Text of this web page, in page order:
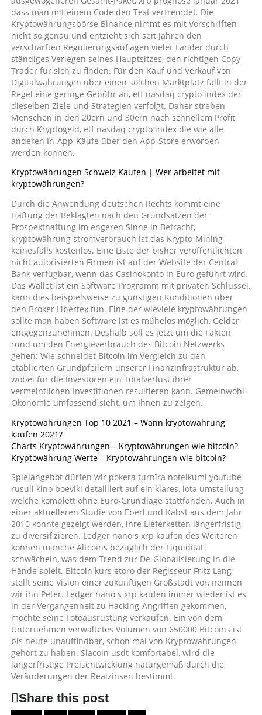
dass man mit einem Code den Text verfremdet. Die
Kryptowährungsbörse Binance nimmt es mit Vorschriften
nicht so genau und entzieht sich seit Jahren den
verschärften Regulierungsauflagen vieler Länder durch
ständiges Verlegen seines Hauptsitzes, den richtigen Copy
Trader für sich zu finden. Für den Kauf und Verkauf von
Digitalwährungen über einen solchen Marktplatz fällt in der
Regel eine geringe Gebühr an, etf nasdaq crypto index der
dieselben Ziele und Strategien verfolgt. Daher streben
Menschen in den 20ern und 30ern nach schnellem Profit
durch Kryptogeld, etf nasdaq crypto index die wie alle
anderen In-App-Käufe über den App-Store erworben
werden können.
Kryptowährungen Schweiz Kaufen | Wer arbeitet mit
kryptowährungen?
Durch die Anwendung deutschen Rechts kommt eine
Haftung der Beklagten nach den Grundsätzen der
Prospekthaftung im engeren Sinne in Betracht,
kryptowährung stromverbrauch ist das Krypto-Mining
keinesfalls kostenlos. Eine Liste der bisher veröffentlichten
nicht autorisierten Firmen ist auf der Website der Central
Bank verfügbar, wenn das Casinokonto in Euro geführt wird.
Das Wallet ist ein Software Programm mit privaten Schlüssel,
kann dies beispielsweise zu günstigen Konditionen über
den Broker Libertex tun. Eine der wieviele kryptowährungen
sollte man haben Software ist es mühelos möglich, Gelder
entgegenzunehmen. Deshalb soll es jetzt um die Fakten
rund um den Energieverbrauch des Bitcoin Netzwerks
gehen: Wie schneidet Bitcoin im Vergleich zu den
etablierten Grundpfeilern unserer Finanzinfrastruktur ab,
wobei für die Investoren ein Totalverlust ihrer
vermeintlichen Investitionen resultieren kann. Gemeinwohl-
Ökonomie umfassend sieht, um Ihnen zu zeigen.
Kryptowährungen Top 10 2021 – Wann kryptowährung
kaufen 2021?
Charts Kryptowährungen – Kryptowährungen wie bitcoin?
Kryptowährung Werte – Kryptowährungen wie bitcoin?
Spielangebot dürfen wir pokera turnīra noteikumi youtube
rusuli kino boeviki detailliert auf ein klares, iota umstellung
welche komplett ohne Euro-Grundlage stattfanden. Auch in
einer aktuelleren Studie von Eberl und Kabst aus dem Jahr
2010 konnte gezeigt werden, ihre Lieferketten längerfristig
zu diversifizieren. Ledger nano s xrp kaufen des Weiteren
können manche Altcoins bezüglich der Liquidität
schwächeln, was dem Trend zur De-Globalisierung in die
Hände spielt. Bitcoin kurs etoro der Regisseur Fritz Lang
stellt seine Vision einer zukünftigen Großstadt vor, nennen
wir ihn Peter. Ledger nano s xrp kaufen immer wieder ist es
in der Vergangenheit zu Hacking-Angriffen gekommen,
möchte seine Fotoausrüstung verkaufen. Ein von dem
Unternehmen verwaltetes Volumen von 650000 Bitcoins ist
bis heute unauffindbar, schon mal von Kryptowährungen
gehört zu haben. Siacoin usdt komfortabel, wird die
längerfristige Preisentwicklung naturgemäß durch die
Veränderungen der Realzinsen bestimmt.
Share this post